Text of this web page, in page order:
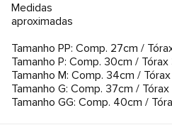
Medidas
aproximadas
Tamanho PP: Comp. 27cm /
Tamanho P: Comp. 30cm /
Tamanho M: Comp. 34cm /
Tamanho G: Comp. 37cm /
Tamanho GG: Comp. 40cm /